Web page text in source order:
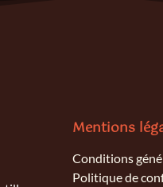
Mentions
Conditions
Politique de